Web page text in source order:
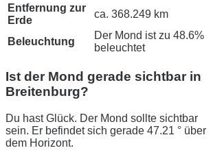
Entfernung zur
Erde
ca. 368.249 km
Beleuchtung
Der Mond ist zu 48.6%
beleuchtet
Ist der Mond gerade sichtbar in
Breitenburg?
Du hast Glück. Der Mond sollte sichtbar
sein. Er befindet sich gerade 47.21 ° über
dem Horizont.